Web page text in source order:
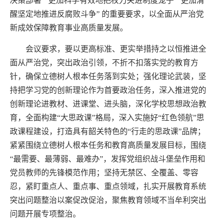
醒坚定地推进反腐败斗争” 的重要要求，以全面从严治党
新成效保障教育事业高质量发展。
会议要求，要以更高标准、更实举措持之以恒推进全
面从严治党，突出政治引领，不折不扣落实党的教育方
针，确保立德树人根本任务落到实处；强化理论武装，坚
持把学习党的创新理论作为首要政治任务，深入推进党的
创新理论进教材、进课堂、进头脑，深化学校思想政治教
育，全面构建“大思政课”格局，深入实施好“红色领航”思
政课程建设，打造具有韶关特色的“行走的思政课”品牌；
紧紧围绕立德树人根本任务和教育高质量发展目标，围绕
“最需要、最薄弱、最难办”，发挥党组织战斗堡垒作用和
党员教师的先锋模范作用；坚持无禁区、全覆盖、零容
忍，紧盯重点人、重点事、重点领域，扎实开展教育系统
突出问题整治以案促改促治，聚焦教育领域不当牟利突出
问题开展专项整治。